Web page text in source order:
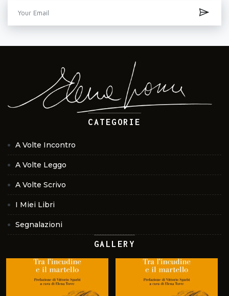
CATEGORIE
A Volte Incontro
A Volte Leggo
A Volte Scrivo
I Miei Libri
Segnalazioni
GALLERY